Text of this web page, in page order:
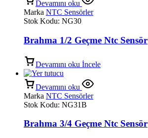
Devamını oku
Marka NTC Sensörler
Stok Kodu: NG30
Brahma 1/2 Geçme Ntc Sensör
Devamını oku İncele
Devamını oku
Marka NTC Sensörler
Stok Kodu: NG31B
Brahma 3/4 Geçme Ntc Sensör